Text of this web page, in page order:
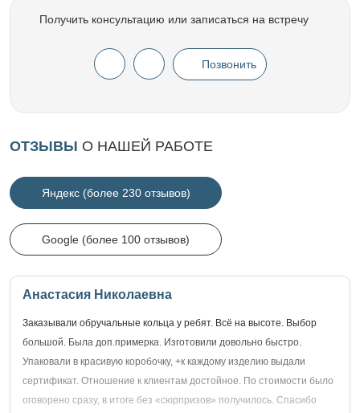
Получить консультацию или записаться на встречу
Позвонить
ОТЗЫВЫ О НАШЕЙ РАБОТЕ
Яндекс (более 230 отзывов)
Google (более 100 отзывов)
Анастасия Николаевна
Заказывали обручальные кольца у ребят. Всё на высоте. Выбор
большой. Была доп.примерка. Изготовили довольно быстро.
Упаковали в красивую коробочку, +к каждому изделию выдали
сертификат. Отношение к клиентам достойное. По стоимости было
оговорено сразу, в итоге без «сюрпризов» получилось. Спасибо